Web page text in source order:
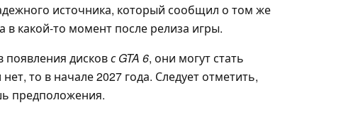
источника, который сообщил о том же
в какой-то момент после релиза игры.
появления дисковс GTA 6, они могут стать
то в начале 2027 года. Следует отметить,
предположения.